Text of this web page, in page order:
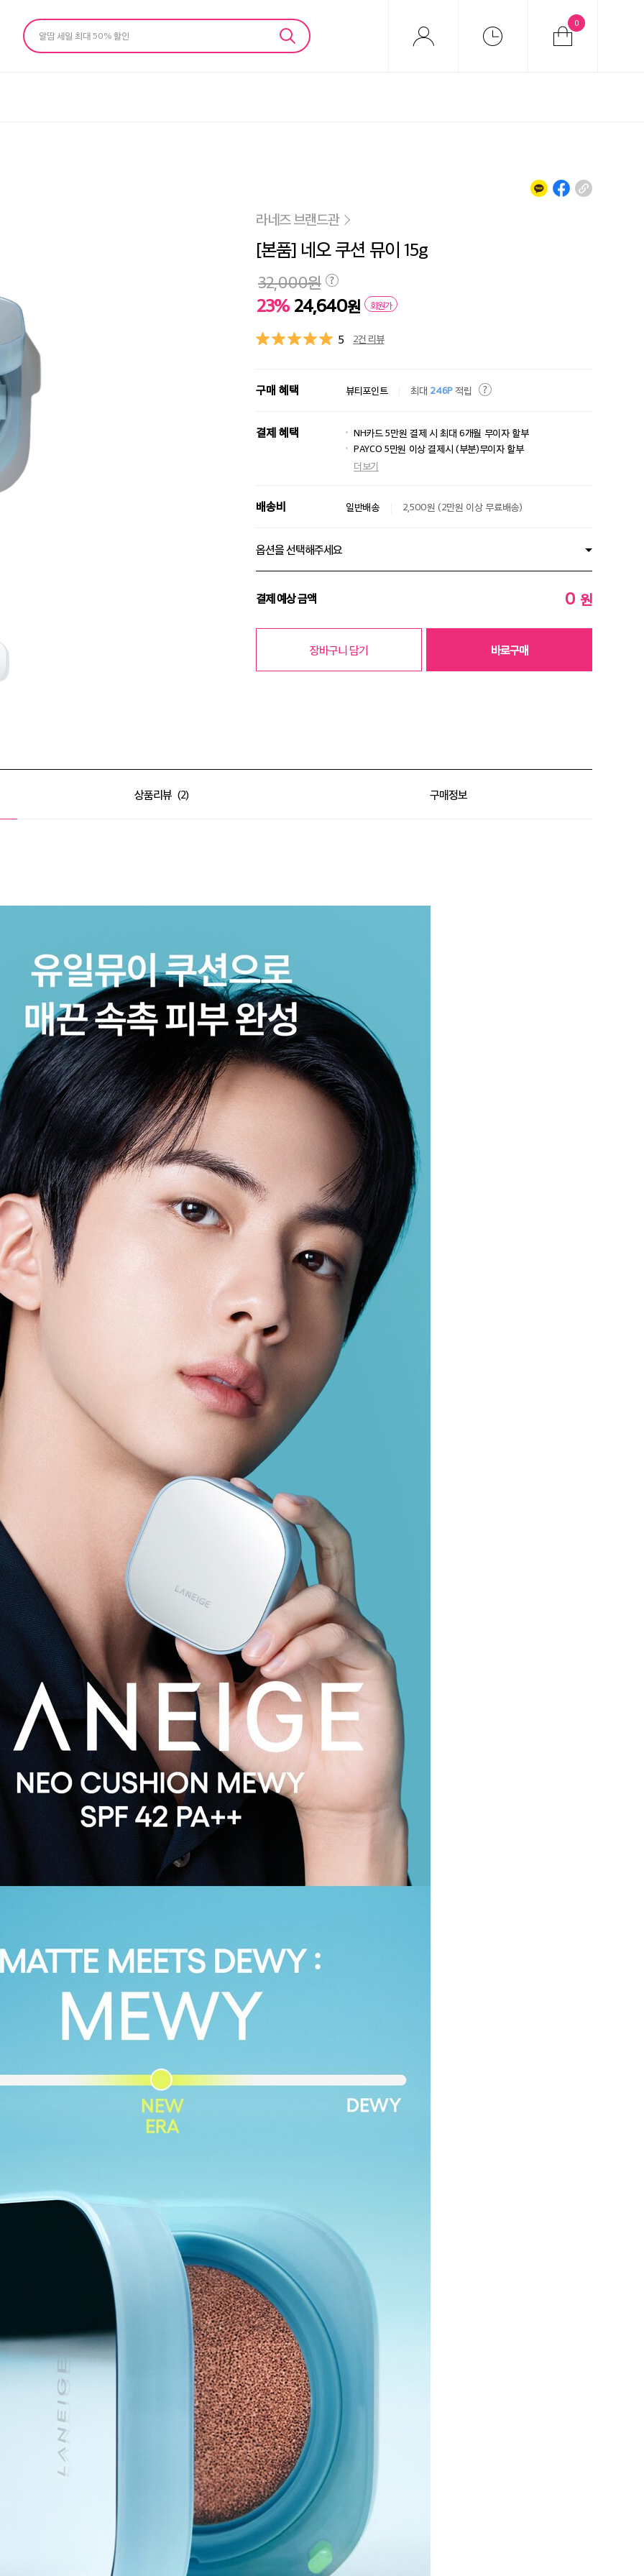
알땀 세일 최대 50% 할인
0
라네즈 브랜드관
[본품] 네오 쿠션 뮤이 15g
23% 24,640원 회원가
32,000원
5 2건 리뷰
구매 혜택 뷰티포인트 최대 246P적립
결제 혜택
NH카드 5만원 결제 시 최대 6개월 무이자 할부
PAYCO 5만원 이상 결제시 (부분)무이자 할부
더보기
배송비 일반배송 2,500원 (2만원 이상 무료배송)
옵션을 선택해주세요
결제 예상 금액 0 원
장바구니 담기 바로구매
상품리뷰 2 구매정보